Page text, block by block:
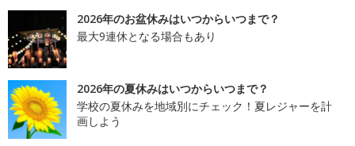
2026年のお盆休みはいつからいつまで？
最大9連休となる場合もあり
2026年の夏休みはいつからいつまで？
学校の夏休みを地域別にチェック！夏レジャーを計
画しよう